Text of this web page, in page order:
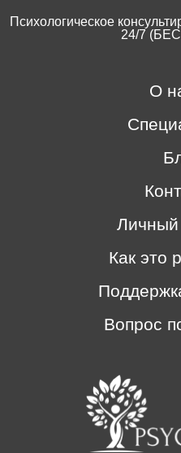
Психологическое
24/7
О
Личный
Как это
Вопрос